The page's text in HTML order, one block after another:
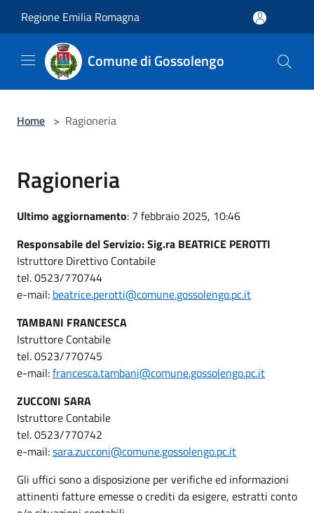
Regione Emilia Romagna
Comune di Gossolengo
Home > Ragioneria
Ragioneria
Ultimo aggiornamento: 7 febbraio 2025, 10:46
Responsabile del Servizio: Sig.ra BEATRICE PEROTTI
Istruttore Direttivo Contabile
tel. 0523/770744
e-mail: beatrice.perotti@comune.gossolengo.pc.it
TAMBANI FRANCESCA
Istruttore Contabile
tel. 0523/770745
e-mail:francesca.tambani@comune.gossolengo.pc.it
ZUCCONI SARA
Istruttore Contabile
tel. 0523/770742
e-mail:sara.zucconi@comune.gossolengo.pc.it
Gli uffici sono a disposizione per verifiche ed informazioni
attinenti fatture emesse o crediti da esigere, estratti conto